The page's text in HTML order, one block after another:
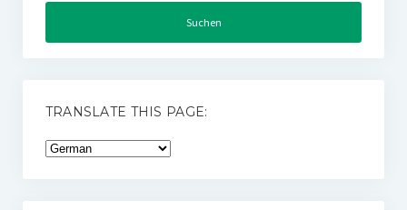
TRANSLATE THIS PAGE: